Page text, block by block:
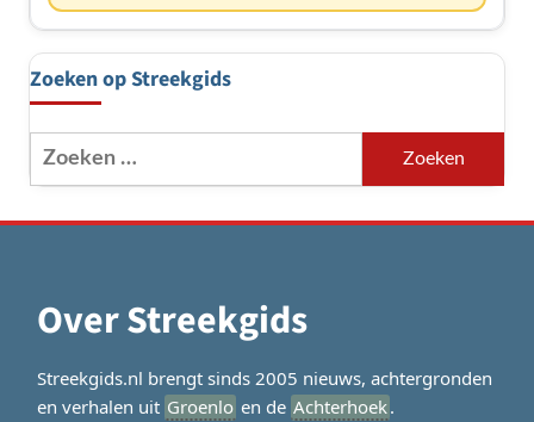
Zoeken op Streekgids
Zoeken
naar:
Over Streekgids
Streekgids.nl brengt sinds 2005 nieuws, achtergronden
en verhalen uit Groenlo en de Achterhoek.